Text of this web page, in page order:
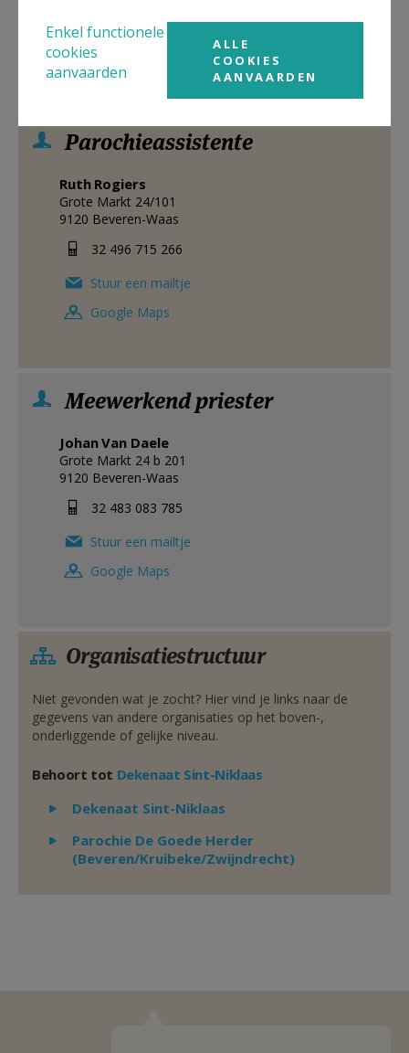
Stuur een mailtje
Google Maps
Parochieassistente
Ruth Rogiers
Grote Markt 24/101
9120 Beveren-Waas
32 496 715 266
Stuur een mailtje
Google Maps
Meewerkend priester
JohanVan Daele
Grote Markt 24 b 201
9120 Beveren-Waas
32 483 083 785
Stuur een mailtje
Google Maps
Organisatiestructuur
Niet gevonden wat je zocht? Hier vind je links naar de
gegevens van andere organisaties op het boven-,
onderliggende of gelijke niveau.
Behoort tot Dekenaat Sint-Niklaas
Weergeven
Dekenaat Sint-Niklaas
Weergeven
Parochie De Goede Herder
(Beveren/Kruibeke/Zwijndrecht)
Enkel functionele
cookies
aanvaarden
ALLE
COOKIES
AANVAARDEN